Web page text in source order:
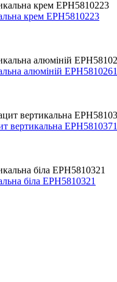
крем EPH5810223
алюміній EPH5810261
вертикальна EPH5810371
біла EPH5810321